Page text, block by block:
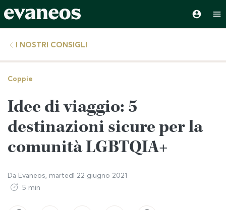
I NOSTRI CONSIGLI
Coppie
Idee di viaggio: 5
destinazioni sicure per la
comunità LGBTQIA+
Da Evaneos, martedì 22 giugno 2021
5 min